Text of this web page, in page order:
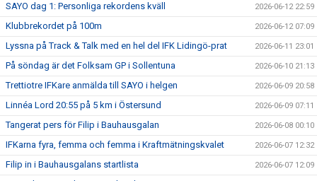
SAYO dag 1: Personliga rekordens kväll 2026-06-12 22:59
Klubbrekordet på 100m 2026-06-12 07:09
Lyssna på Track & Talk med en hel del IFK Lidingö-prat 2026-06-11 23:01
På söndag är det Folksam GP i Sollentuna 2026-06-10 21:13
Trettiotre IFKare anmälda till SAYO i helgen 2026-06-09 20:58
Linnéa Lord 20:55 på 5 km i Östersund 2026-06-09 07:11
Tangerat pers för Filip i Bauhausgalan 2026-06-08 00:10
IFKarna fyra, femma och femma i Kraftmätningskvalet 2026-06-07 12:32
Filip in i Bauhausgalans startlista 2026-06-07 12:09